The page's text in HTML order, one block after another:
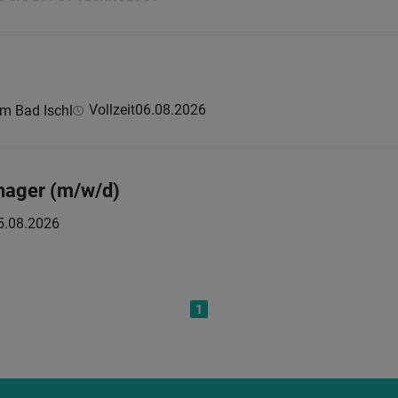
Bad Ischl Vollzeit06.08.2026
(m/w/d)
1